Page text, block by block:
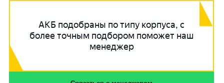
АКБ подобраны по типу корпуса, с
более точным подбором поможет наш
менеджер